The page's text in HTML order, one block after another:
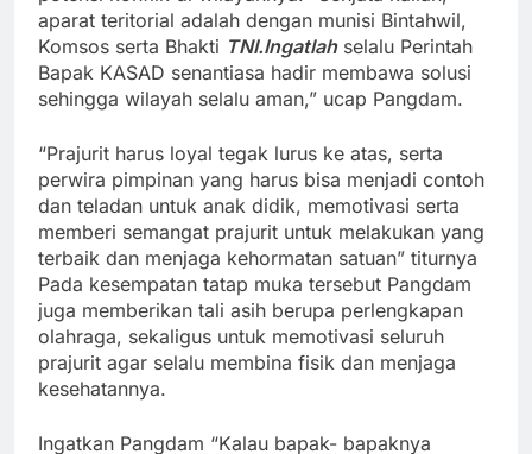
aparat teritorial adalah dengan munisi Bintahwil,
Komsos serta Bhakti TNI.Ingatlahselalu Perintah
Bapak KASAD senantiasa hadir membawa solusi
sehingga wilayah selalu aman,” ucap Pangdam.
“Prajurit harus loyal tegak lurus ke atas, serta
perwira pimpinan yang harus bisa menjadi contoh
dan teladan untuk anak didik, memotivasi serta
memberi semangat prajurit untuk melakukan yang
terbaik dan menjaga kehormatan satuan” titurnya
Pada kesempatan tatap muka tersebut Pangdam
juga memberikan tali asih berupa perlengkapan
olahraga, sekaligus untuk memotivasi seluruh
prajurit agar selalu membina fisik dan menjaga
kesehatannya.
Ingatkan Pangdam “Kalau bapak- bapaknya